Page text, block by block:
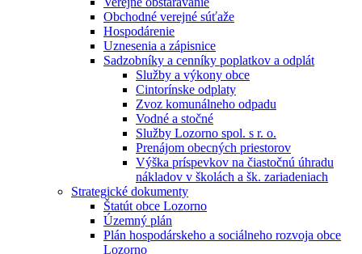
Obchodné verejné súťaže
Hospodárenie
Uznesenia a zápisnice
Sadzobníky a cenníky poplatkov a odplát
Služby a výkony obce
Cintorínske odplaty
Zvoz komunálneho odpadu
Vodné a stočné
Služby Lozorno spol. s r. o.
Prenájom obecných priestorov
Výška príspevkov na čiastočnú úhradu
nákladov v školách a šk. zariadeniach
Strategické dokumenty
Štatút obce Lozorno
Územný plán
Plán hospodárskeho a sociálneho rozvoja obce
Lozorno